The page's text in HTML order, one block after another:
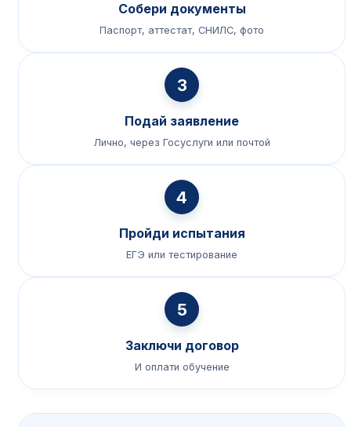
Собери документы
Паспорт, аттестат, СНИЛС, фото
3
Подай заявление
Лично, через Госуслуги или почтой
4
Пройди испытания
ЕГЭ или тестирование
5
Заключи договор
И оплати обучение